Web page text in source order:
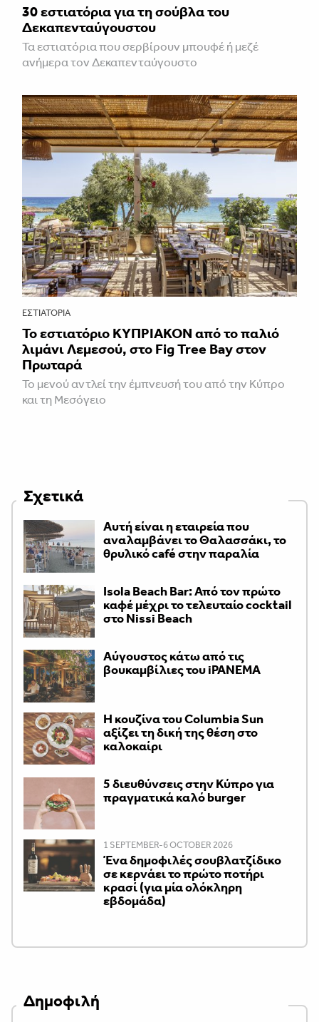
30 εστιατόρια για τη σούβλα του
Δεκαπενταύγουστου
Τα εστιατόρια που σερβίρουν μπουφέ ή μεζέ
ανήμερα τον Δεκαπενταύγουστο
ΕΣΤΙΑΤΌΡΙΑ
Το εστιατόριο ΚΥΠΡΙΑΚΟΝ από το παλιό
λιμάνι Λεμεσού, στο Fig Tree Bay στον
Πρωταρά
Το μενού αντλεί την έμπνευσή του από την Κύπρο
και τη Μεσόγειο
Σχετικά
Αυτή είναι η εταιρεία που
αναλαμβάνει το Θαλασσάκι, το
θρυλικό café στην παραλία
Isola Beach Bar: Από τον πρώτο
καφέ μέχρι το τελευταίο cocktail
στο Nissi Beach
Αύγουστος κάτω από τις
βουκαμβίλιες του iPANEMA
Η κουζίνα του Columbia Sun
αξίζει τη δική της θέση στο
καλοκαίρι
5 διευθύνσεις στην Κύπρο για
πραγματικά καλό burger
1 SEPTEMBER-6 OCTOBER 2026
Ένα δημοφιλές σουβλατζίδικο
σε κερνάει το πρώτο ποτήρι
κρασί (για μία ολόκληρη
εβδομάδα)
Δημοφιλή